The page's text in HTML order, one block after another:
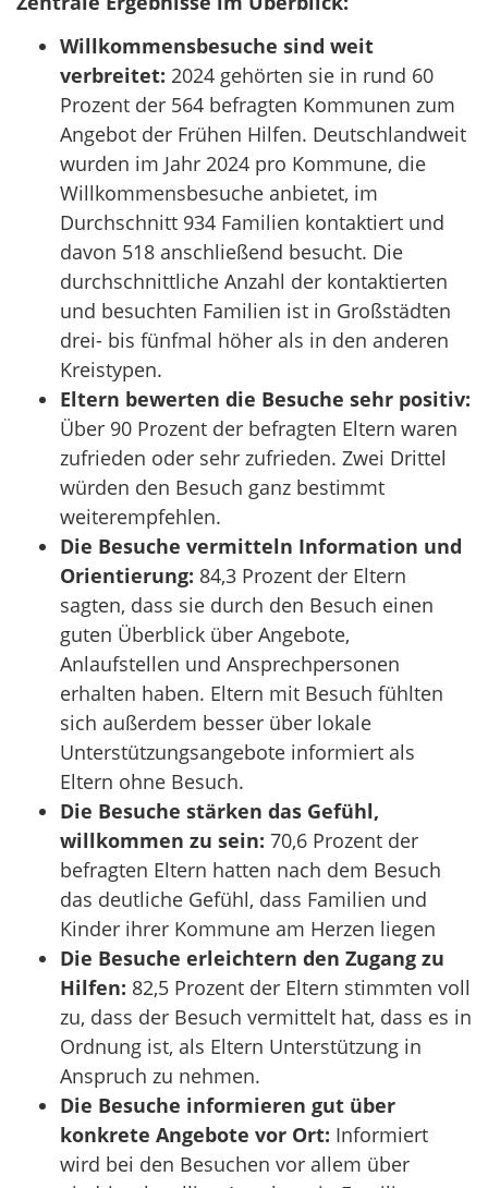
Willkommensbesuche sind weit
verbreitet: 2024 gehörten sie in rund 60
Prozent der 564 befragten Kommunen zum
Angebot der Frühen Hilfen. Deutschlandweit
wurden im Jahr 2024 pro Kommune, die
Willkommensbesuche anbietet, im
Durchschnitt 934 Familien kontaktiert und
davon 518 anschließend besucht. Die
durchschnittliche Anzahl der kontaktierten
und besuchten Familien ist in Großstädten
drei- bis fünfmal höher als in den anderen
Kreistypen.
Eltern bewerten die Besuche sehr positiv:
Über 90 Prozent der befragten Eltern waren
zufrieden oder sehr zufrieden. Zwei Drittel
würden den Besuch ganz bestimmt
weiterempfehlen.
Die Besuche vermitteln Information und
Orientierung: 84,3 Prozent der Eltern
sagten, dass sie durch den Besuch einen
guten Überblick über Angebote,
Anlaufstellen und Ansprechpersonen
erhalten haben. Eltern mit Besuch fühlten
sich außerdem besser über lokale
Unterstützungsangebote informiert als
Eltern ohne Besuch.
Die Besuche stärken das Gefühl,
willkommen zu sein: 70,6 Prozent der
befragten Eltern hatten nach dem Besuch
das deutliche Gefühl, dass Familien und
Kinder ihrer Kommune am Herzen liegen
Die Besuche erleichtern den Zugang zu
Hilfen: 82,5 Prozent der Eltern stimmten voll
zu, dass der Besuch vermittelt hat, dass es in
Ordnung ist, als Eltern Unterstützung in
Anspruch zu nehmen.
Die Besuche informieren gut über
konkrete Angebote vor Ort: Informiert
wird bei den Besuchen vor allem über